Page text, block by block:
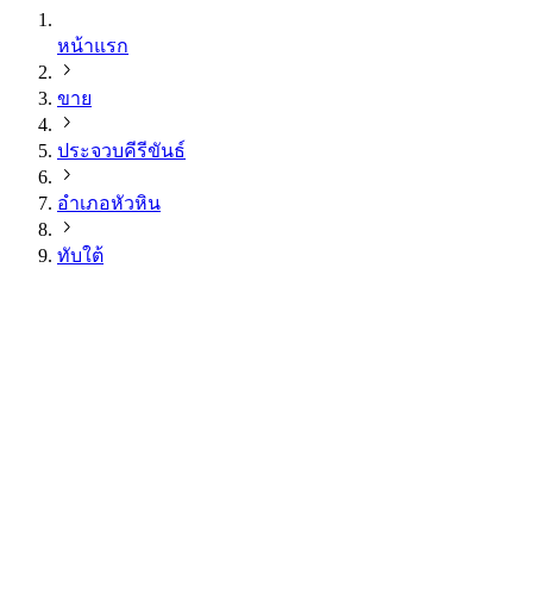
หน้าแรก
ขาย
ประจวบคีรีขันธ์
อำเภอหัวหิน
ทับใต้